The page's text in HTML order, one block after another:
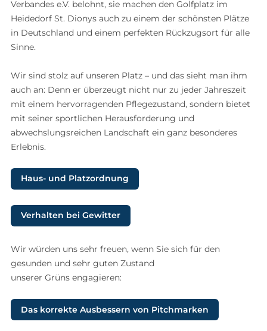
Verbandes e.V. belohnt, sie machen den Golfplatz im
Heidedorf St. Dionys auch zu einem der schönsten Plätze
in Deutschland und einem perfekten Rückzugsort für alle
Sinne.
Wir sind stolz auf unseren Platz – und das sieht man ihm
auch an: Denn er überzeugt nicht nur zu jeder Jahreszeit
mit einem hervorragenden Pflegezustand, sondern bietet
mit seiner sportlichen Herausforderung und
abwechslungsreichen Landschaft ein ganz besonderes
Erlebnis.
Haus- und Platzordnung
Verhalten bei Gewitter
Wir würden uns sehr freuen, wenn Sie sich für den
gesunden und sehr guten Zustand
unserer Grüns engagieren:
Das korrekte Ausbessern von Pitchmarken